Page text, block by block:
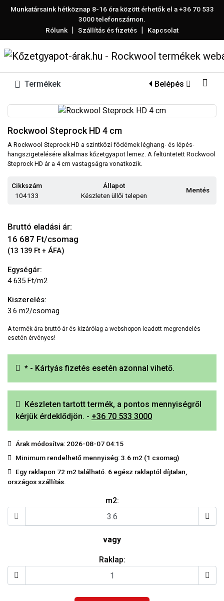
Munkatársaink hétköznap 8-16 óra között érhetők el a+36 70 533
3000telefonszámon.
Rólunk | Szállítás és fizetés | Kapcsolat
Termékek Belépés
Rockwool Steprock HD 4 cm
A Rockwool Steprock HD a szintközi födémek léghang- és lépés-
hangszigetelésére alkalmas kőzetgyapot lemez. A feltüntetett Rockwool
Steprock HD ár a 4 cm vastagságra vonatkozik.
Cikkszám
104133
Állapot
Készleten üllői telepen
Mentés
Bruttó eladási ár:
16 687 Ft/csomag
(13 139 Ft + ÁFA)
Egységár:
4 635 Ft/m2
Kiszerelés:
3.6 m2/csomag
A termék ára bruttó ár és kizárólag a webshopon leadott megrendelés
esetén érvényes!
* - Kártyás fizetés esetén azonnal vihető.
Készleten tartott termék, a pontos mennyiségről
kérjük érdeklődjön. - +36 70 533 3000
Árak módosítva: 2026-08-07 04:15
Minimum rendelhető mennyiség: 3.6 m2 (1 csomag)
Egy raklapon 72 m2 található. 6 egész raklaptól díjtalan,
országos szállítás.
m2:
vagy
Raklap: